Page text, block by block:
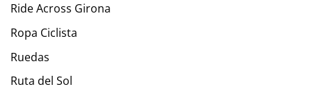
Ride Across Girona
Ropa Ciclista
Ruedas
Ruta del Sol